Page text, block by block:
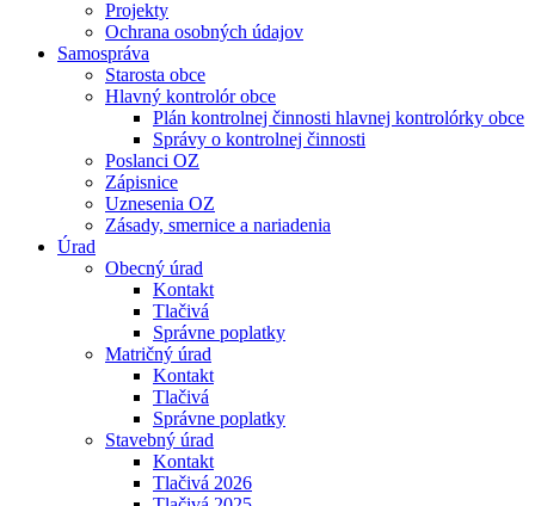
Projekty
Ochrana osobných údajov
Samospráva
Starosta obce
Hlavný kontrolór obce
Plán kontrolnej činnosti hlavnej kontrolórky obce
Správy o kontrolnej činnosti
Poslanci OZ
Zápisnice
Uznesenia OZ
Zásady, smernice a nariadenia
Úrad
Obecný úrad
Kontakt
Tlačivá
Správne poplatky
Matričný úrad
Kontakt
Tlačivá
Správne poplatky
Stavebný úrad
Kontakt
Tlačivá 2026